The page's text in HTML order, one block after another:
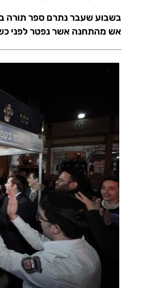
בשבוע שעבר נתרם ספר תורה
אש מהתחנה אשר נפטר לפני